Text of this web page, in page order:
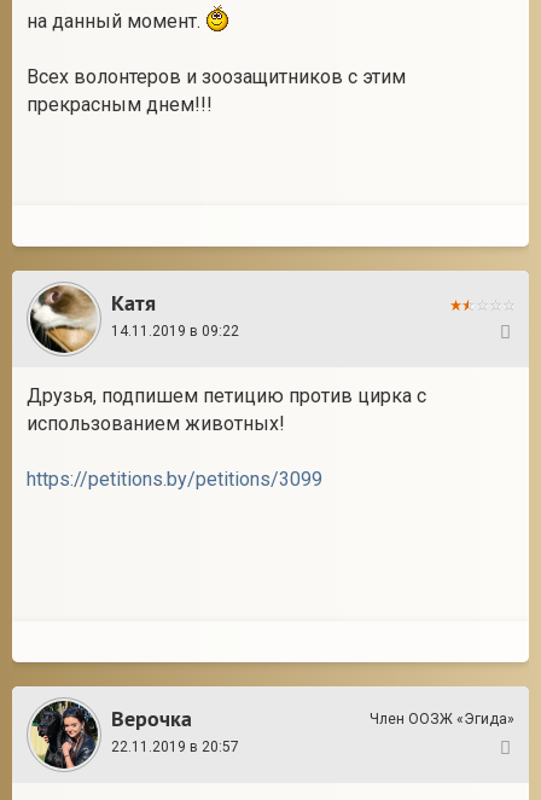
на данный момент.
Всех волонтеров и зоозащитников с этим
прекрасным днем!!!
Катя
14.11.2019 в 09:22
Друзья, подпишем петицию против цирка с
использованием животных!
https://petitions.by/petitions/3099
Верочка
Член ООЗЖ «Эгида»
22.11.2019 в 20:57